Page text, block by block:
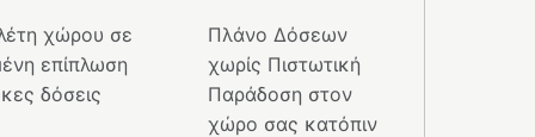
χώρου σε
επίπλωση
Πλάνο Δόσεων
χωρίς Πιστωτική
δόσεις
Παράδοση στον
χώρο σας κατόπιν